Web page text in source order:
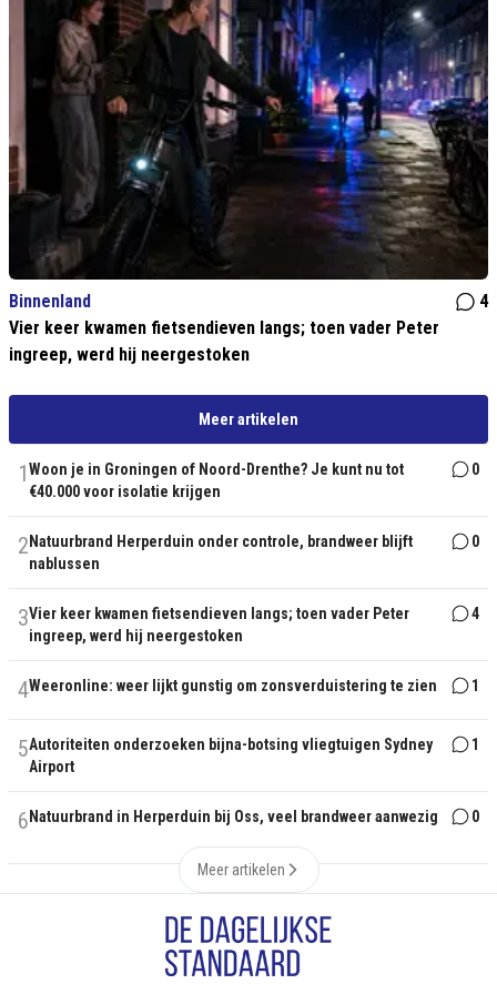
Binnenland
4
Vier keer kwamen fietsendieven langs; toen vader Peter
ingreep, werd hij neergestoken
Meer artikelen
1Woon je in Groningen of Noord-Drenthe? Je kunt nu tot
€40.000 voor isolatie krijgen
0
2 Natuurbrand Herperduin onder controle, brandweer blijft
nablussen
0
3Vier keer kwamen fietsendieven langs; toen vader Peter
ingreep, werd hij neergestoken
4
4Weeronline: weer lijkt gunstig om zonsverduistering te zien 1
5Autoriteiten onderzoeken bijna-botsing vliegtuigen Sydney
Airport
1
6 Natuurbrand in Herperduin bij Oss, veel brandweer aanwezig 0
Meer artikelen